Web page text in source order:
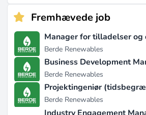
Fremhævede job
Manager for tilladelser og
Berde Renewables
Business Development
Berde Renewables
Projektingeniør
Berde Renewables